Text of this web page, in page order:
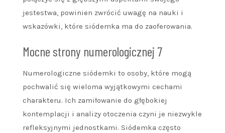
jestestwa, powinien zwrócić uwagę na nauki i
wskazówki, które siódemka ma do zaoferowania.
Mocne strony numerologicznej 7
Numerologiczne siódemki to osoby, które mogą
pochwalić się wieloma wyjątkowymi cechami
charakteru. Ich zamiłowanie do głębokiej
kontemplacji i analizy otoczenia czyni je niezwykle
refleksyjnymi jednostkami. Siódemka często